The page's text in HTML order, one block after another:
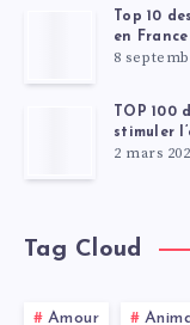
Top 10
en France
8
TOP 100
stimuler
2 mars
Tag Cloud
Amour